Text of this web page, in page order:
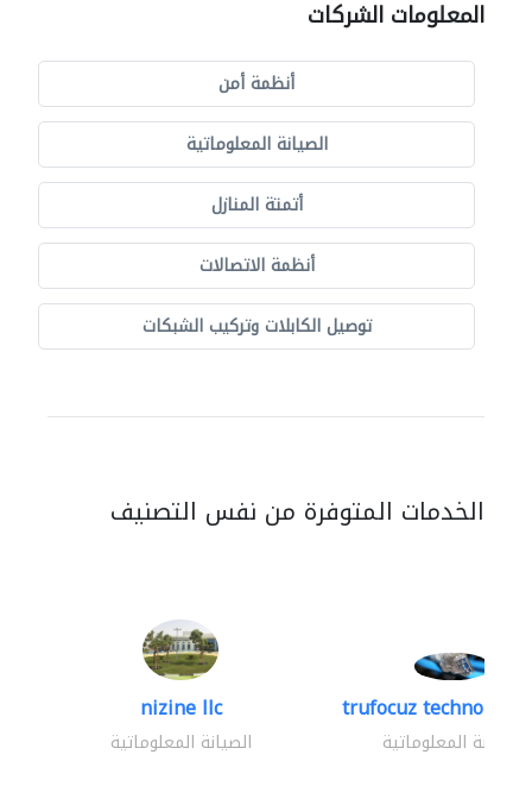
المعلومات الشركات
أنظمة أمن
الصيانة المعلوماتية
أتمتة المنازل
أنظمة الاتصالات
توصيل الكابلات وتركيب الشبكات
الخدمات المتوفرة من نفس التصنيف
nizine llc
الصيانة المعلوماتية
trufocuz
الصيانة المعلوماتية